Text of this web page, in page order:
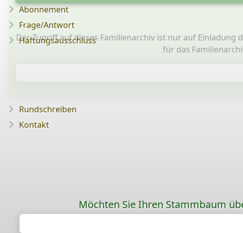
Der Zugriff auf dieses Familienarchiv ist nur auf Einladung
für das
Abonnement
Frage/Antwort
Haftungsausschluss
Rundschreiben
Kontakt
Möchten Sie Ihren Stammbaum